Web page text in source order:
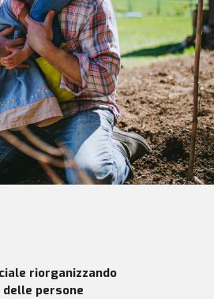
riorganizzando
persone